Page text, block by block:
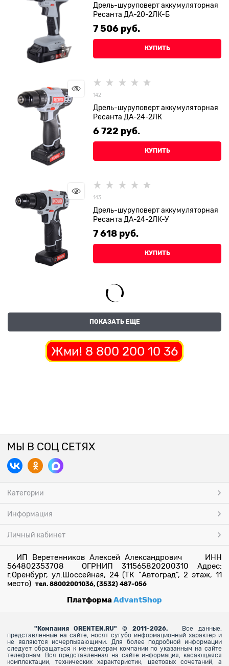
Дрель-шуруповерт аккумуляторная
Ресанта ДА-20-2ЛК-Б
7 506 руб.
КУПИТЬ
142
Дрель-шуруповерт аккумуляторная
Ресанта ДА-24-2ЛК
6 722 руб.
КУПИТЬ
143
Дрель-шуруповерт аккумуляторная
Ресанта ДА-24-2ЛК-У
7 618 руб.
КУПИТЬ
ПОКАЗАТЬ ЕЩЕ
Жми! 8 800 200 10 36
МЫ В СОЦ СЕТЯХ
Категории
Информация
Личный кабинет
ИП Веретенников Алексей Александрович ИНН
564802353708 ОГРНИП 311565820200310 Адрес:
г.Оренбург, ул.Шоссейная, 24 (ТК "Автоград", 2 этаж, 11
место) тел. 88002001036, (3532) 487-056
ПлатформаAdvantShop
" Компания ORENTEN.RU" © 2011-2026.
Все данные,
представленные на сайте, носят сугубо информационный характер и
не являются исчерпывающими. Для более подробной информации
следует обращаться к менеджерам компании по указанным на сайте
телефонам. Вся представленная на сайте информация, касающаяся
комплектации, технических характеристик, цветовых сочетаний, а